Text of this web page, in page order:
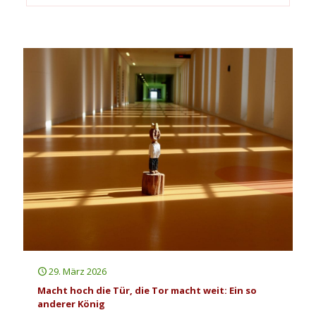
29. März 2026
Macht hoch die Tür, die Tor macht weit: Ein so
anderer König